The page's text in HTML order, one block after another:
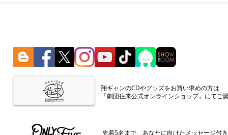
​翔ギャンのCDやグッズをお買い求めの方は
「劇団往来公式オンラインショップ」にてご
先着5名まで、あなたに向けたメッセージ付